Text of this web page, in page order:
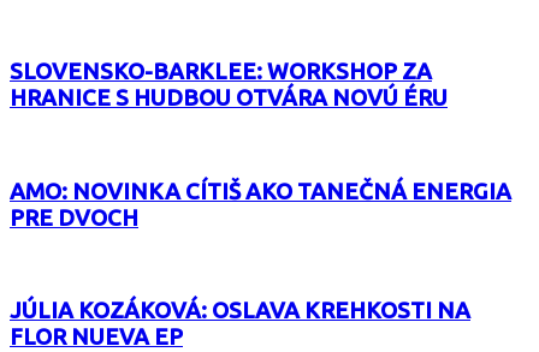
SLOVENSKO-BARKLEE: WORKSHOP ZA
HRANICE S HUDBOU OTVÁRA NOVÚ ÉRU
AMO: NOVINKA CÍTIŠ AKO TANEČNÁ ENERGIA
PRE DVOCH
JÚLIA KOZÁKOVÁ: OSLAVA KREHKOSTI NA
FLOR NUEVA EP